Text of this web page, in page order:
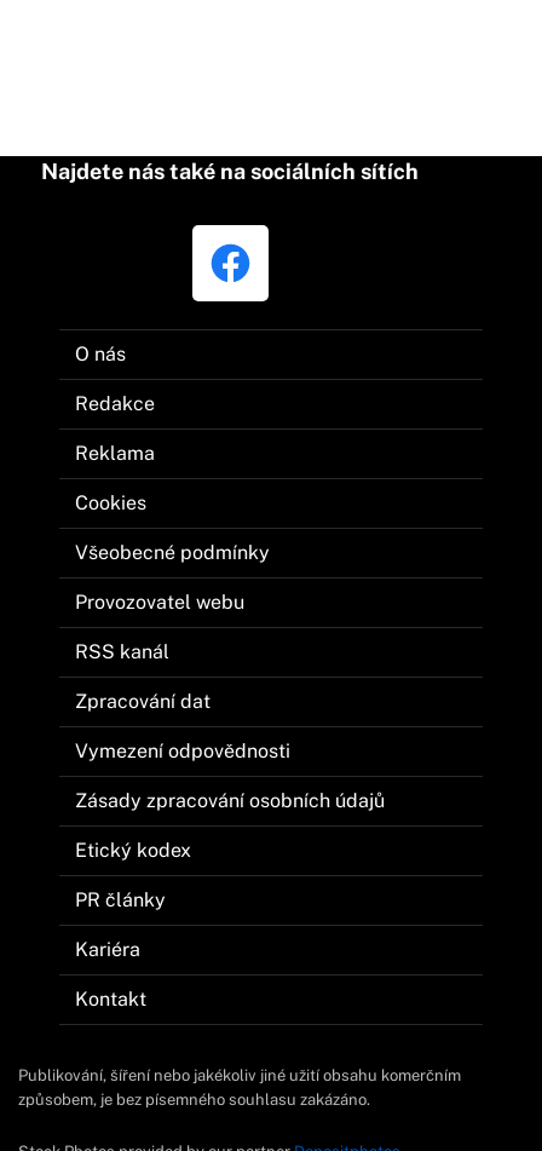
Najdete nás také na sociálních sítích
O nás
Redakce
Reklama
Cookies
Všeobecné podmínky
Provozovatel webu
RSS kanál
Zpracování dat
Vymezení odpovědnosti
Zásady zpracování osobních údajů
Etický kodex
PR články
Kariéra
Kontakt
Publikování, šíření nebo jakékoliv jiné užití obsahu komerčním
způsobem, je bez písemného souhlasu zakázáno.